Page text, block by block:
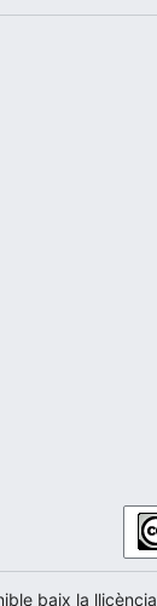
baix la llicència